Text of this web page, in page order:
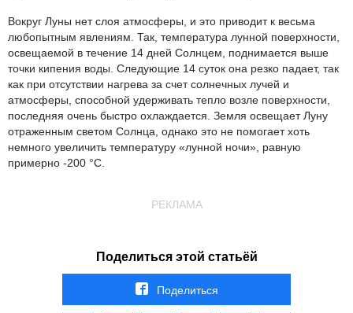
Вокруг Луны нет слоя атмосферы, и это приводит к весьма
любопытным явлениям. Так, температура лунной поверхности,
освещаемой в течение 14 дней Солнцем, поднимается выше
точки кипения воды. Следующие 14 суток она резко падает, так
как при отсутствии нагрева за счет солнечных лучей и
атмосферы, способной удерживать тепло возле поверхности,
последняя очень быстро охлаждается. Земля освещает Луну
отраженным светом Солнца, однако это не помогает хоть
немного увеличить температуру «лунной ночи», равную
примерно -200 °С.
РЕКЛАМА
Поделиться этой статьёй
Поделиться